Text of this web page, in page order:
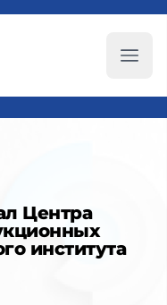
Центра
института